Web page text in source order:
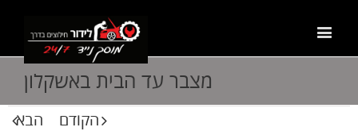
מצבר עד הבית באשקלון
הקודם הבא